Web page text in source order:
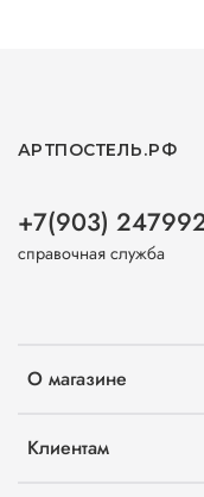
О магазине
Клиентам
АРТПОСТЕЛЬ.РФ
+7(903)
справочная служба